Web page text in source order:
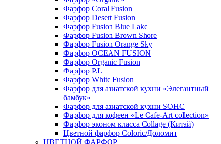
Фарфор Coral Fusion
Фарфор Desert Fusion
Фарфор Fusion Blue Lake
Фарфор Fusion Brown Shore
Фарфор Fusion Orange Sky
Фарфор OCEAN FUSION
Фарфор Organic Fusion
Фарфор P.L
Фарфор White Fusion
Фарфор для азиатской кухни «Элегантный
бамбук»
Фарфор для азиатской кухни SOHO
Фарфор для кофеен «Le Cafe-Art collection»
Фарфор эконом класса Collage (Китай)
Цветной фарфор Coloric/Доломит
ЦВЕТНОЙ ФАРФОР